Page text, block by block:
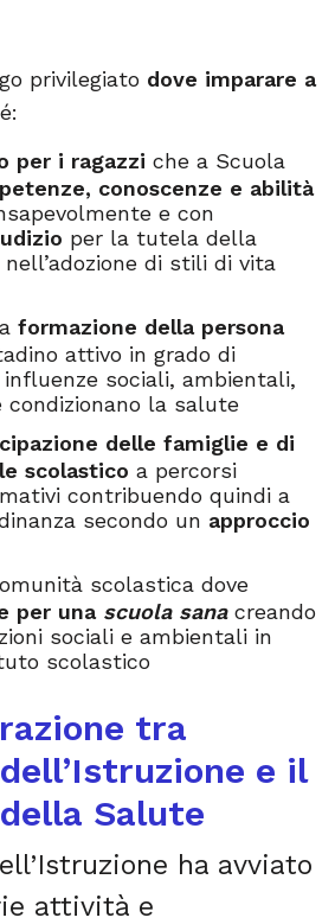
privilegiato dove imparare a
per i ragazzi che a Scuola
conoscenze e abilità
e con
per la tutela della
di stili di vita
formazione della persona
attivo in grado di
sociali, ambientali,
condizionano la salute
delle famiglie e di
scolastico a percorsi
contribuendo quindi a
secondo un approccio
scolastica dove
per una scuola sanacreando
sociali e ambientali in
scolastico
tra
e il
Salute
ha avviato
attività e